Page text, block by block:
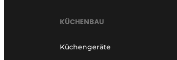
KÜCHENBAU
Küchengeräte